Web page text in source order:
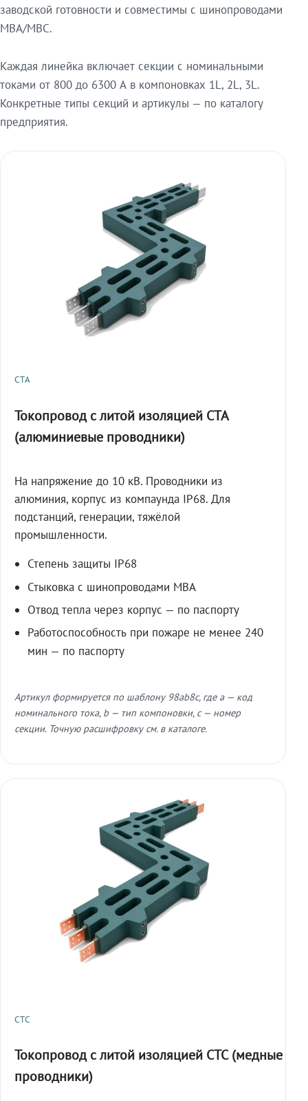
заводской готовности и совместимы с шинопроводами
МВА/МВС.
Каждая линейка включает секции с номинальными
токами от 800 до 6300 А в компоновках 1L, 2L, 3L.
Конкретные типы секций и артикулы — по каталогу
предприятия.
СТА
Токопровод с литой изоляцией СТА
(алюминиевые проводники)
На напряжение до 10 кВ. Проводники из
алюминия, корпус из компаунда IP68. Для
подстанций, генерации, тяжёлой
промышленности.
Степень защиты IP68
Стыковка с шинопроводами МВА
Отвод тепла через корпус — по паспорту
Работоспособность при пожаре не менее 240
мин — по паспорту
Артикул формируется по шаблону 98ab8c, где a — код
номинального тока, b — тип компоновки, c — номер
секции. Точную расшифровку см. в каталоге.
СТС
Токопровод с литой изоляцией СТС (медные
проводники)